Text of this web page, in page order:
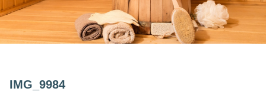
IMG_9984